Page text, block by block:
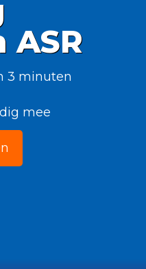
3 minuten
mee